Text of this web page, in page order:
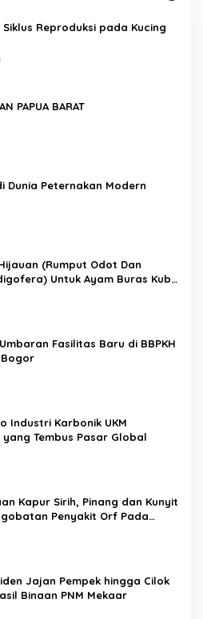
Siklus Reproduksi pada Kucing
PAPUA BARAT
Dunia Peternakan Modern
(Rumput Odot Dan
Untuk Ayam Buras Kub
Fasilitas Baru di BBPKH
Industri Karbonik UKM
yang Tembus Pasar Global
Kapur Sirih, Pinang dan Kunyit
Penyakit Orf Pada
Jajan Pempek hingga Cilok
Binaan PNM Mekaar